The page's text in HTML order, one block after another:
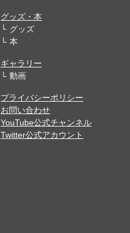
グッズ・本
グッズ
本
ギャラリー
動画
プライバシーポリシー
お問い合わせ
YouTube公式チャンネル
Twitter公式アカウント